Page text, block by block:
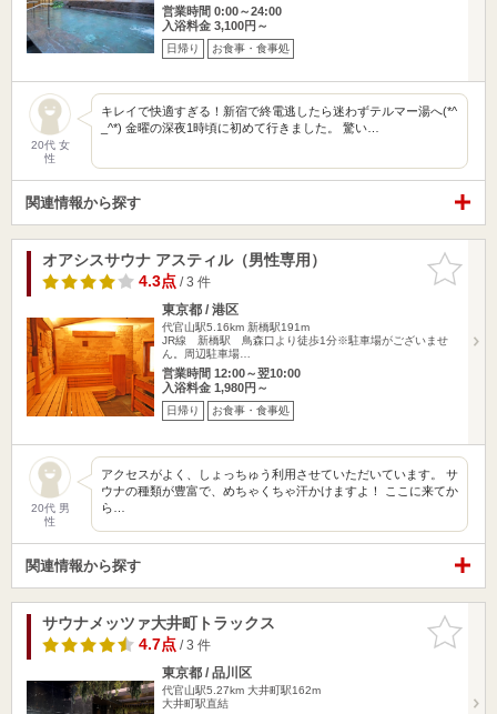
営業時間 0:00～24:00
入浴料金 3,100円～
日帰り お食事・食事処
20代 女
性
キレイで快適すぎる！新宿で終電逃したら迷わずテルマー湯へ(*^
_^*) 金曜の深夜1時頃に初めて行きました。 驚い…
関連情報から探す
お気に入
りに追加
オアシスサウナ アスティル（男性専用）
4.3点/ 3 件
東京都 / 港区
代官山駅5.16km 新橋駅191m
JR線 新橋駅 鳥森口より徒歩1分※駐車場がございませ
ん。周辺駐車場…
営業時間 12:00～翌10:00
入浴料金 1,980円～
日帰り お食事・食事処
20代 男
性
アクセスがよく、しょっちゅう利用させていただいています。 サ
ウナの種類が豊富で、めちゃくちゃ汗かけますよ！ ここに来てか
ら…
関連情報から探す
お気に入
りに追加
サウナメッツァ大井町トラックス
4.7点/ 3 件
東京都 / 品川区
代官山駅5.27km 大井町駅162m
大井町駅直結